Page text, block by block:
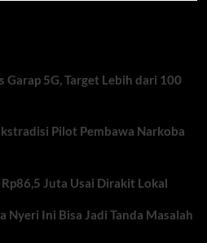
5G, Target Lebih dari 100
Pilot Pembawa Narkoba
Juta Usai Dirakit Lokal
Nyeri Ini Bisa Jadi Tanda Masalah